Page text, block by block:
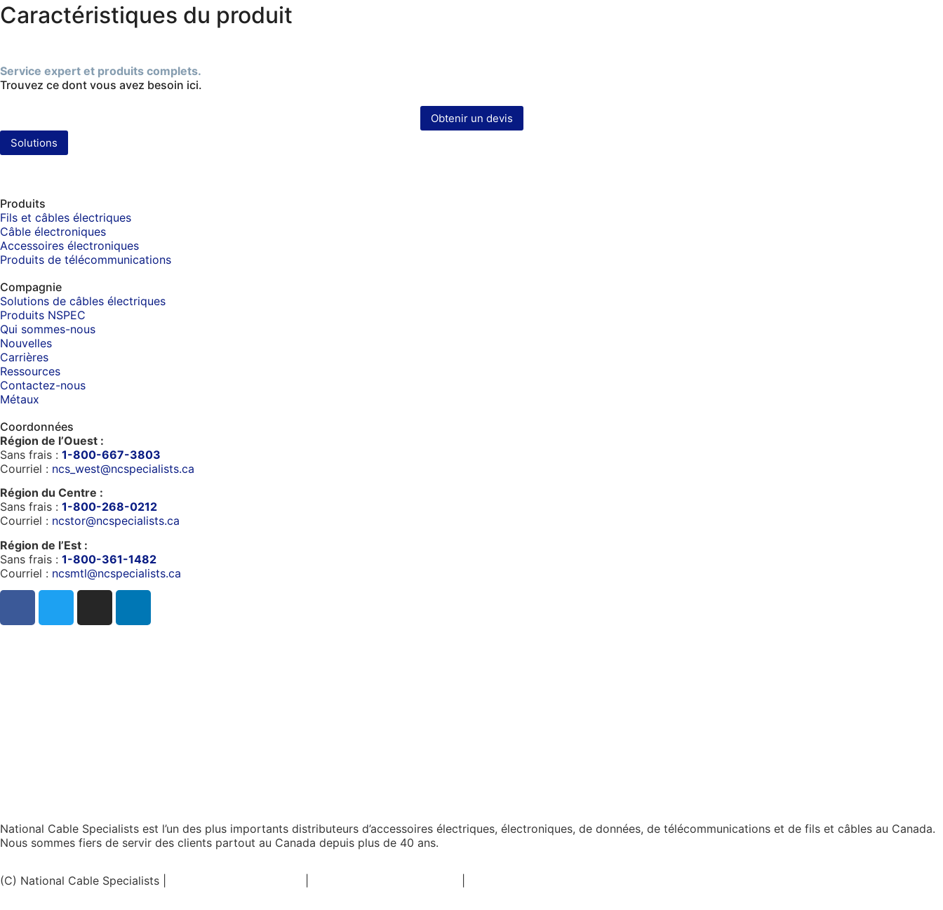
Caractéristiques du produit
Service expert et produits complets.
Trouvez ce dont vous avez besoin ici.
Obtenir un devis
Solutions
Produits
Fils et câbles électriques
Câble électroniques
Accessoires électroniques
Produits de télécommunications
Compagnie
Solutions de câbles électriques
Produits NSPEC
Qui sommes-nous
Nouvelles
Carrières
Ressources
Contactez-nous
Métaux
Coordonnées
Région de l’Ouest :
Sans frais : 1-800-667-3803
Courriel : ncs_west@ncspecialists.ca
Région du Centre :
Sans frais : 1-800-268-0212
Courriel : ncstor@ncspecialists.ca
Région de l’Est :
Sans frais : 1-800-361-1482
Courriel : ncsmtl@ncspecialists.ca
National Cable Specialists est l’un des plus importants distributeurs d’accessoires électriques, électroniques, de données, de télécommunications et de fils et câbles au Canada.
Nous sommes fiers de servir des clients partout au Canada depuis plus de 40 ans.
(C) National Cable Specialists |